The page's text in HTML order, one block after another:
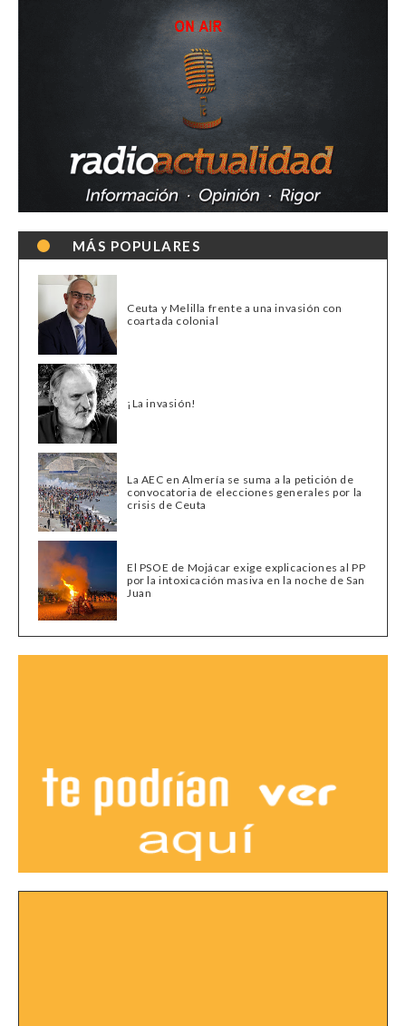
MÁS POPULARES
Ceuta y Melilla frente a una invasión con
coartada colonial
¡La invasión!
La AEC en Almería se suma a la petición de
convocatoria de elecciones generales por la
crisis de Ceuta
El PSOE de Mojácar exige explicaciones al PP
por la intoxicación masiva en la noche de San
Juan